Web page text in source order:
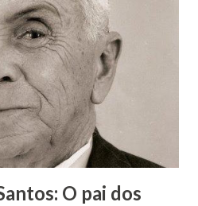
O pai dos